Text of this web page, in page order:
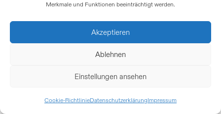
Merkmale und Funktionen beeinträchtigt werden.
Akzeptieren
Ablehnen
Einstellungen ansehen
Cookie-RichtlinieDatenschutzerklärungImpressum